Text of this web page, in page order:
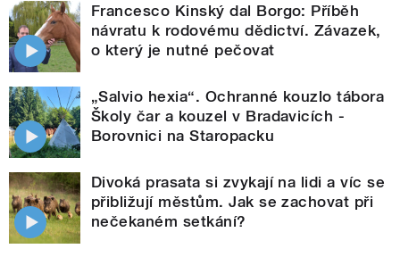
Francesco Kinský dal Borgo: Příběh
návratu k rodovému dědictví. Závazek,
o který je nutné pečovat
„Salvio hexia“. Ochranné kouzlo tábora
Školy čar a kouzel v Bradavicích -
Borovnici na Staropacku
Divoká prasata si zvykají na lidi a víc se
přibližují městům. Jak se zachovat při
nečekaném setkání?